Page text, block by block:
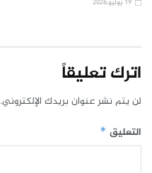
اترك تعليقاً
لن يتم نشر عنوان بريدك الإلكتروني.
التعليق *